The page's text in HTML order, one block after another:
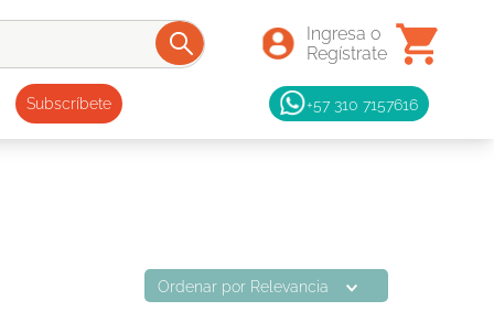
Subscríbete +57 310 7157616
Ordenar por Relevancia